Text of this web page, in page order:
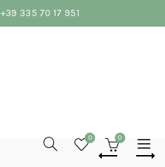
+39 335 70 17 951
0 0